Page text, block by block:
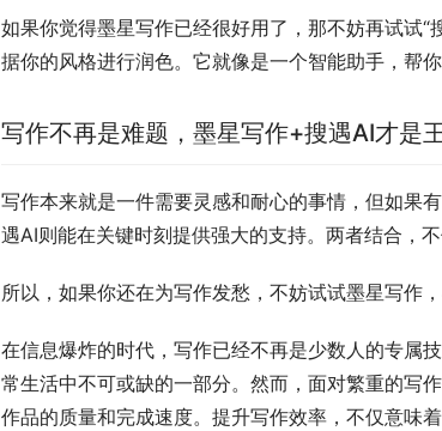
如果你觉得墨星写作已经很好用了，那不妨再试试
据你的风格进行润色。它就像是一个智能助手，帮你
写作不再是难题，墨星写作+搜遇AI才是
写作本来就是一件需要灵感和耐心的事情，但如果
遇AI则能在关键时刻提供强大的支持。两者结合，
所以，如果你还在为写作发愁，不妨试试墨星写作
在信息爆炸的时代，写作已经不再是少数人的专属
常生活中不可或缺的一部分。然而，面对繁重的写
作品的质量和完成速度。提升写作效率，不仅意味